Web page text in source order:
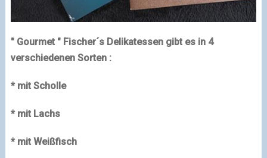
" Gourmet " Fischer´s Delikatessen gibt es in 4
verschiedenen Sorten :
* mit Scholle
* mit Lachs
* mit Weißfisch